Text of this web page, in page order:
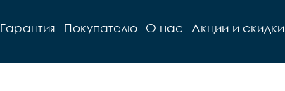
Гарантия Покупателю О нас Акции и скидки